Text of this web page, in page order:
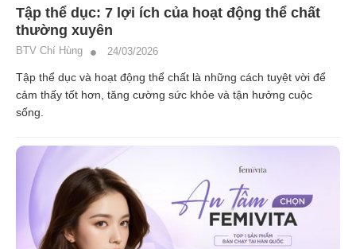
Tập thể dục: 7 lợi ích của hoạt động thể chất
thường xuyên
BTV Chí Hùng 24/03/2026
Tập thể dục và hoạt động thể chất là những cách tuyệt vời để
cảm thấy tốt hơn, tăng cường sức khỏe và tận hưởng cuộc
sống.